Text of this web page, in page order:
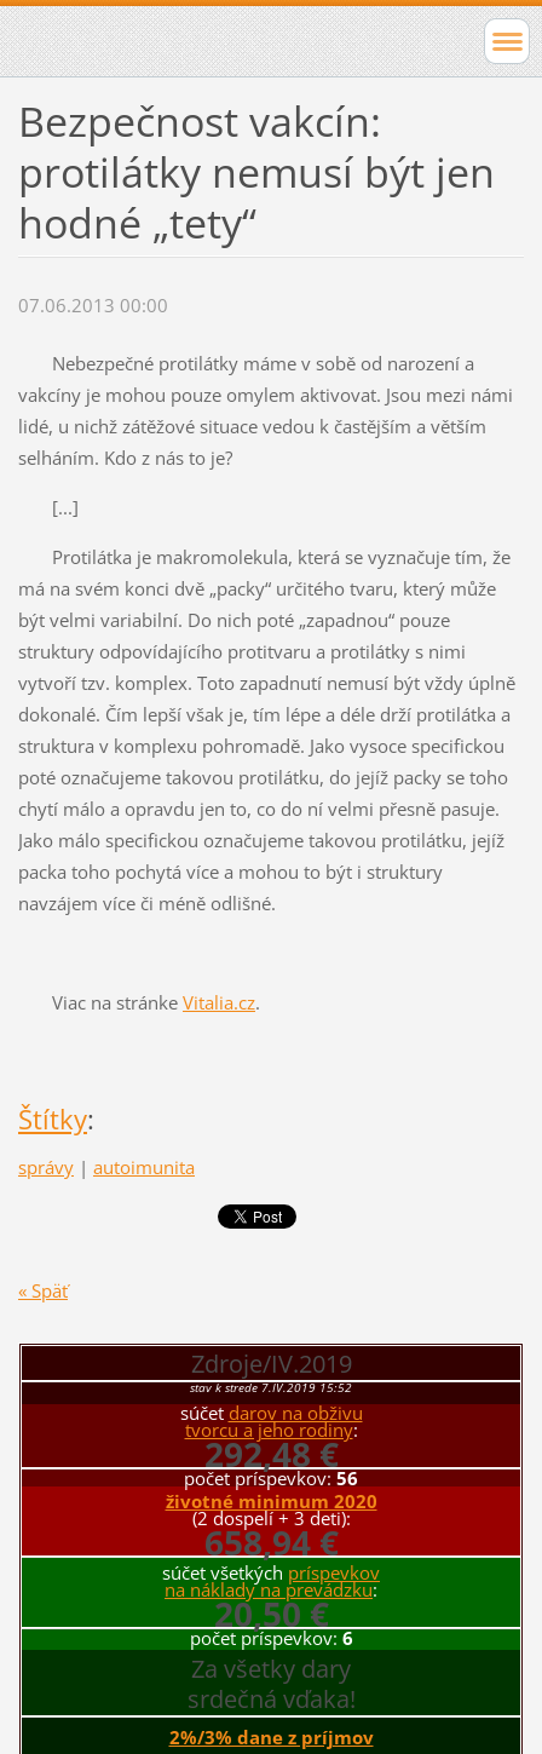
Bezpečnost vakcín:
protilátky nemusí být jen
hodné „tety“
07.06.2013 00:00
Nebezpečné protilátky máme v sobě od narození a
vakcíny je mohou pouze omylem aktivovat. Jsou mezi námi
lidé, u nichž zátěžové situace vedou k častějším a větším
selháním. Kdo z nás to je?
[...]
Protilátka je makromolekula, která se vyznačuje tím, že
má na svém konci dvě „packy“ určitého tvaru, který může
být velmi variabilní. Do nich poté „zapadnou“ pouze
struktury odpovídajícího protitvaru a protilátky s nimi
vytvoří tzv. komplex. Toto zapadnutí nemusí být vždy úplně
dokonalé. Čím lepší však je, tím lépe a déle drží protilátka a
struktura v komplexu pohromadě. Jako vysoce specifickou
poté označujeme takovou protilátku, do jejíž packy se toho
chytí málo a opravdu jen to, co do ní velmi přesně pasuje.
Jako málo specifickou označujeme takovou protilátku, jejíž
packa toho pochytá více a mohou to být i struktury
navzájem více či méně odlišné.
Viac na stránke Vitalia.cz.
Štítky:
správy | autoimunita
« Späť
Zdroje/IV.2019
stav k strede 7.IV.2019 15:52
súčet darov na obživu
tvorcu a jeho rodiny:
292,48 €
počet príspevkov: 56
životné minimum 2020
(2 dospelí + 3 deti):
658,94 €
súčet všetkých príspevkov
na náklady na prevádzku:
20,50 €
počet príspevkov: 6
Za všetky dary
srdečná vďaka!
2%/3% dane z príjmov